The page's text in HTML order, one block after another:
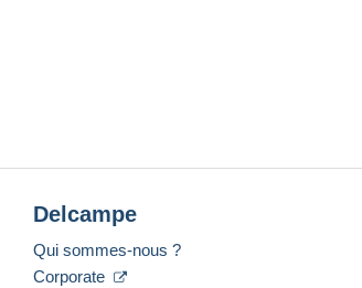
Delcampe
Qui sommes-nous ?
Corporate